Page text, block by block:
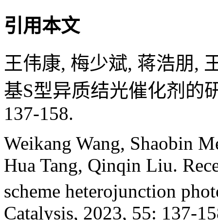
引用本文
王伟康, 梅少斌, 蒋浩朋,
基S型异质结光催化剂的
137-158.
Weikang Wang, Shaobin
Hua Tang, Qinqin Liu.
scheme heterojunction
Catalysis, 2023, 55: 137-